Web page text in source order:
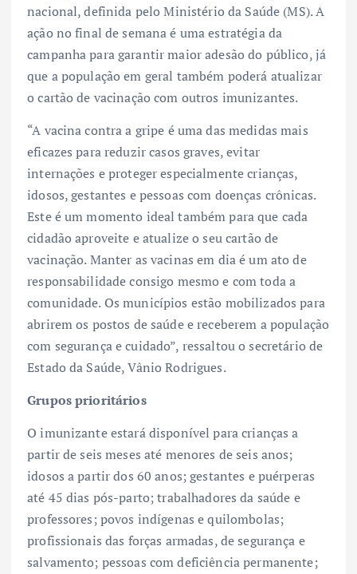
nacional, definida pelo Ministério da Saúde (MS). A
ação no final de semana é uma estratégia da
campanha para garantir maior adesão do público, já
que a população em geral também poderá atualizar
o cartão de vacinação com outros imunizantes.
“A vacina contra a gripe é uma das medidas mais
eficazes para reduzir casos graves, evitar
internações e proteger especialmente crianças,
idosos, gestantes e pessoas com doenças crônicas.
Este é um momento ideal também para que cada
cidadão aproveite e atualize o seu cartão de
vacinação. Manter as vacinas em dia é um ato de
responsabilidade consigo mesmo e com toda a
comunidade. Os municípios estão mobilizados para
abrirem os postos de saúde e receberem a população
com segurança e cuidado”, ressaltou o secretário de
Estado da Saúde, Vânio Rodrigues.
Grupos prioritários
O imunizante estará disponível para crianças a
partir de seis meses até menores de seis anos;
idosos a partir dos 60 anos; gestantes e puérperas
até 45 dias pós-parto; trabalhadores da saúde e
professores; povos indígenas e quilombolas;
profissionais das forças armadas, de segurança e
salvamento; pessoas com deficiência permanente;